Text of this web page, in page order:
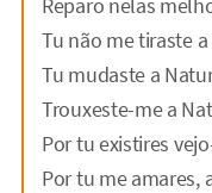
Tu não me tiraste
Tu mudaste a
Trouxeste-me a
Por tu existires
Por tu me amares,